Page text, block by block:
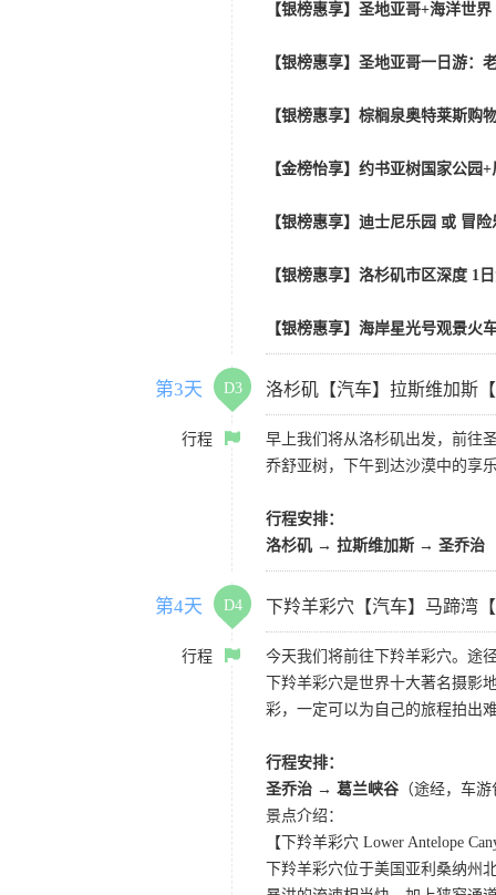
【银榜惠享】圣地亚哥+海洋世
【银榜惠享】圣地亚哥一日游：
【银榜惠享】棕榈泉奥特莱斯购
【金榜怡享】约书亚树国家公园
【银榜惠享】迪士尼乐园 或 冒
【银榜惠享】洛杉矶市区深度 1
【银榜惠享】海岸星光号观景火
第3天 D3 洛杉矶【汽车】拉斯维加斯
行程
早上我们将从洛杉矶出发，前往
乔舒亚树，下午到达沙漠中的享
行程安排：
洛杉矶 → 拉斯维加斯 → 圣乔治
第4天 D4 下羚羊彩穴【汽车】马蹄湾
行程
今天我们将前往下羚羊彩穴。途
下羚羊彩穴是世界十大著名摄
彩，一定可以为自己的旅程拍出
行程安排：
圣乔治 → 葛兰峡谷 （途经，车
景点介绍：
【下羚羊彩穴 Lower Antelope
下羚羊彩穴位于美国亚利桑纳